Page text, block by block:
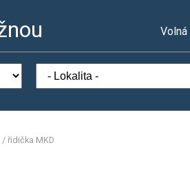
Volná
/ řidička MKD